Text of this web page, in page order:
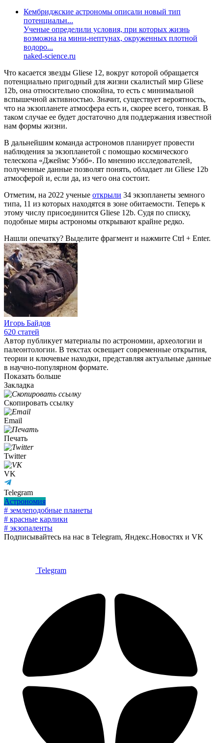
Кембриджские астрономы описали новый тип
потенциальн...
Ученые определили условия, при которых жизнь
возможна на мини-нептунах, окруженных плотной
водоро...
naked-science.ru
Что касается звезды Gliese 12, вокруг которой обращается
потенциально пригодный для жизни скалистый мир Gliese
12b, она относительно спокойна, то есть с минимальной
вспышечной активностью. Значит, существует вероятность,
что на экзопланете атмосфера есть и, скорее всего, тонкая. В
таком случае ее будет достаточно для поддержания известной
нам формы жизни.
В дальнейшим команда астрономов планирует провести
наблюдения за экзопланетой с помощью космического
телескопа «Джеймс Уэбб». По мнению исследователей,
полученные данные позволят понять, обладает ли Gliese 12b
атмосферой и, если да, из чего она состоит.
Отметим, на 2022 ученые открыли 34 экзопланеты земного
типа, 11 из которых находятся в зоне обитаемости. Теперь к
этому числу присоединится Gliese 12b. Судя по списку,
подобные миры астрономы открывают крайне редко.
Нашли опечатку? Выделите фрагмент и нажмите Ctrl + Enter.
Игорь Байдов
620 статей
Автор публикует материалы по астрономии, археологии и
палеонтологии. В текстах освещает современные открытия,
теории и ключевые находки, представляя актуальные данные
в научно-популярном формате.
Показать больше
Закладка
Скопировать ссылку
Email
Печать
Twitter
VK
Telegram
Астрономия
# землеподобные планеты
# красные карлики
# экзопаленты
Подписывайтесь на нас в Telegram, Яндекс.Новостях и VK
Telegram